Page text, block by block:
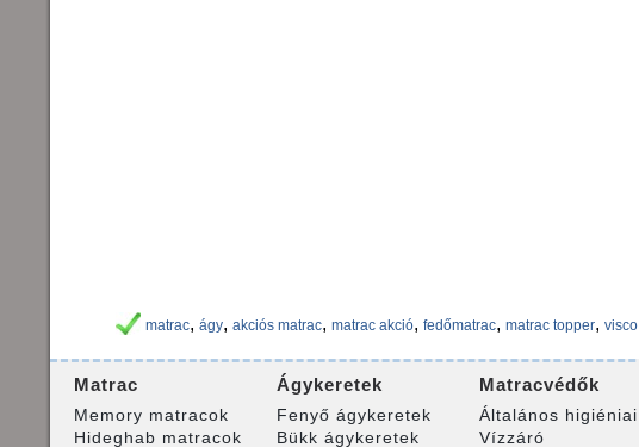
matrac, ágy, akciós matrac, matrac akció, fedőmatrac, matrac topper,
Matrac
Memory matracok
Hideghab matracok
Ágykeretek
Fenyő ágykeretek
Bükk ágykeretek
Matracvédők
Általános higiéniai
Vízzáró